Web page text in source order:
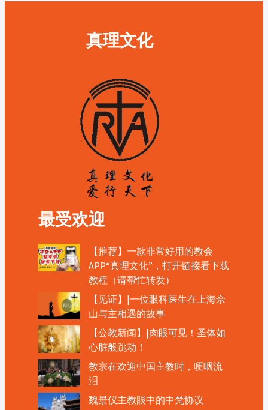
真理文化
最受欢迎
【推荐】一款非常好用的教会
APP“真理文化”，打开链接看下载
教程（请帮忙转发）
【见证】|一位眼科医生在上海佘
山与主相遇的故事
【公教新闻】|肉眼可见！圣体如
心脏般跳动！
教宗在欢迎中国主教时，哽咽流
泪
魏景仪主教眼中的中梵协议